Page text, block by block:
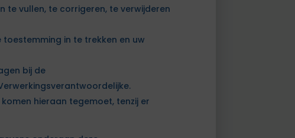
te vullen, te corrigeren, te verwijderen
in te trekken en uw
bij de
hieraan tegemoet, tenzij er